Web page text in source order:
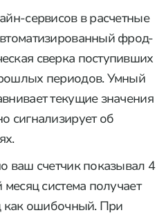
сервисов в расчетные
фрод-
сверка поступивших
периодов. Умный
текущие значения
сигнализирует об
ваш счетчик показывал 4
система получает
как ошибочный. При